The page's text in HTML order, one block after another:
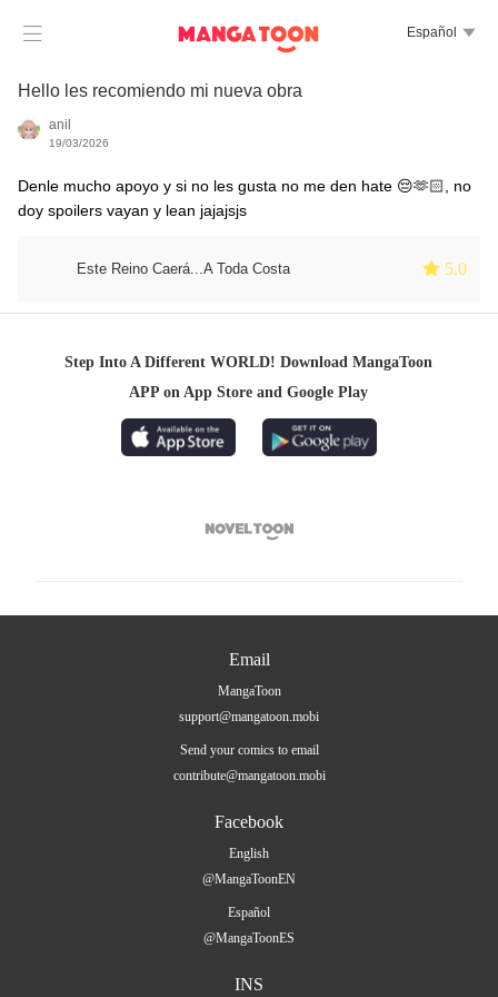
 Español 
Hello les recomiendo mi nueva obra
anil
19/03/2026
Denle mucho apoyo y si no les gusta no me den hate 😔🫶🏻, no
doy spoilers vayan y lean jajajsjs
Este Reino Caerá...A Toda Costa  5.0
Step Into A Different WORLD! Download MangaToon
APP on App Store and Google Play

Email
MangaToon
support@mangatoon.mobi
Send your comics to email
contribute@mangatoon.mobi
Facebook
English
@MangaToonEN
Español
@MangaToonES
INS